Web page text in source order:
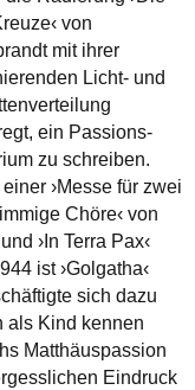
von
mit ihrer
Licht- und
ein Passions­
zu schreiben.
›Messe für zwei
Chöre‹ von
›In Terra Pax‹
ist ›Golgatha‹
sich dazu
als Kind kennen
Matthäus­passion
Eindruck